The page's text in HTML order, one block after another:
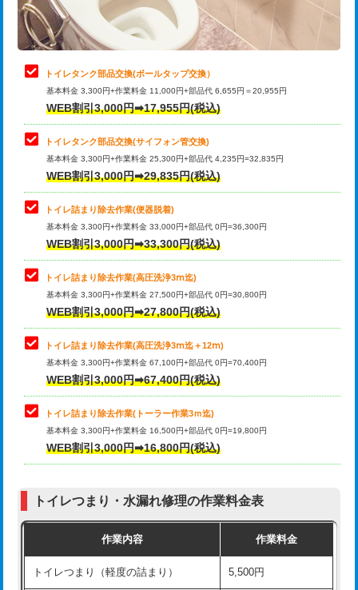
トイレタンク部品交換(ボールタップ交換）
基本料金 3,300円+作業料金 11,000円+部品代 6,655円＝20,955円
WEB割引3,000円➡17,955円(税込)
トイレタンク部品交換(サイフォン管交換)
基本料金 3,300円+作業料金 25,300円+部品代 4,235円=32,835円
WEB割引3,000円➡29,835円(税込)
トイレ詰まり除去作業(便器脱着)
基本料金 3,300円+作業料金 33,000円+部品代 0円=36,300円
WEB割引3,000円➡33,300円(税込)
トイレ詰まり除去作業(高圧洗浄3ⅿ迄)
基本料金 3,300円+作業料金 27,500円+部品代 0円=30,800円
WEB割引3,000円➡27,800円(税込)
トイレ詰まり除去作業(高圧洗浄3ⅿ迄＋12ⅿ)
基本料金 3,300円+作業料金 67,100円+部品代 0円=70,400円
WEB割引3,000円➡67,400円(税込)
トイレ詰まり除去作業(トーラー作業3ｍ迄)
基本料金 3,300円+作業料金 16,500円+部品代 0円=19,800円
WEB割引3,000円➡16,800円(税込)
トイレつまり・水漏れ修理の作業料金表
作業内容 作業料金
トイレつまり（軽度の詰まり） 5,500円